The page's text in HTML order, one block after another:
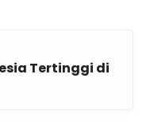
Tertinggi di